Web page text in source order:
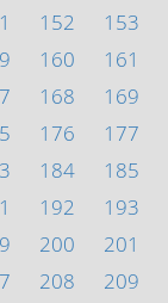
152 153
160 161
168 169
176 177
184 185
192 193
200 201
208 209